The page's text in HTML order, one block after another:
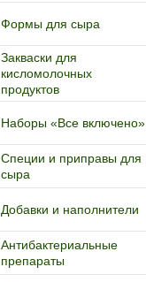
Формы для сыра
Закваски для
кисломолочных
продуктов
Наборы «Все включено»
Специи и приправы для
сыра
Добавки и наполнители
Антибактериальные
препараты